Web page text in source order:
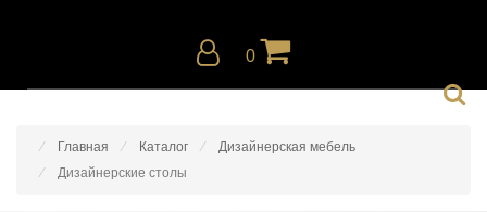
0
Главная Каталог
Дизайнерская мебель
Дизайнерские столы